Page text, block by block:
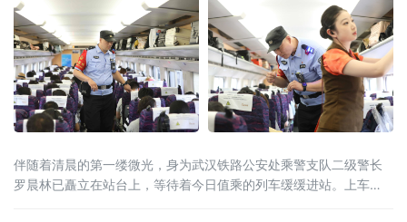
伴随着清晨的第一缕微光，身为武汉铁路公安处乘警支队二级警长
罗晨林已矗立在站台上，等待着今日值乘的列车缓缓进站。上车